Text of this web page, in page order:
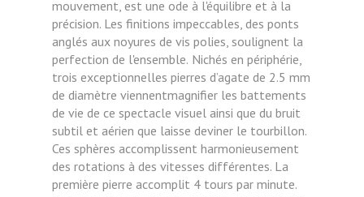
mouvement, est une ode à l'équilibre et à la
précision. Les finitions impeccables, des ponts
anglés aux noyures de vis polies, soulignent la
perfection de l'ensemble. Nichés en périphérie,
trois exceptionnelles pierres d’agate de 2.5 mm
de diamètre viennentmagnifier les battements
de vie de ce spectacle visuel ainsi que du bruit
subtil et aérien que laisse deviner le tourbillon.
Ces sphères accomplissent harmonieusement
des rotations à des vitesses différentes. La
première pierre accomplit 4 tours par minute.